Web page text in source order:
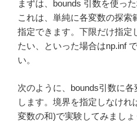
まずは、bounds 引数を使った
これは、単純に各変数の探索
指定できます。下限だけ指定
たい、といった場合はnp.inf
い。
次のように、bounds引数に
します。境界を指定しなけ
変数の和)で実験してみましょ